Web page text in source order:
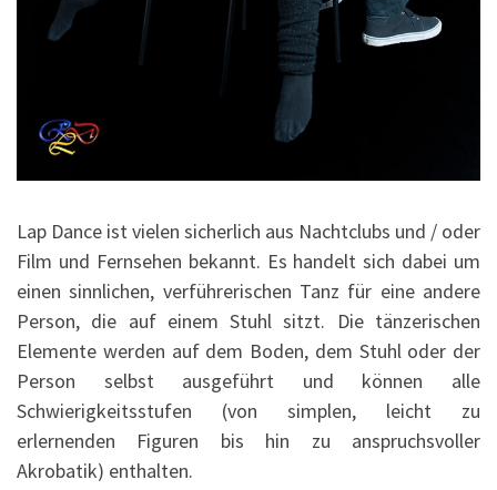
Lap Dance ist vielen sicherlich aus Nachtclubs und / oder
Film und Fernsehen bekannt. Es handelt sich dabei um
einen sinnlichen, verführerischen Tanz für eine andere
Person, die auf einem Stuhl sitzt. Die tänzerischen
Elemente werden auf dem Boden, dem Stuhl oder der
Person selbst ausgeführt und können alle
Schwierigkeitsstufen (von simplen, leicht zu
erlernenden Figuren bis hin zu anspruchsvoller
Akrobatik) enthalten.